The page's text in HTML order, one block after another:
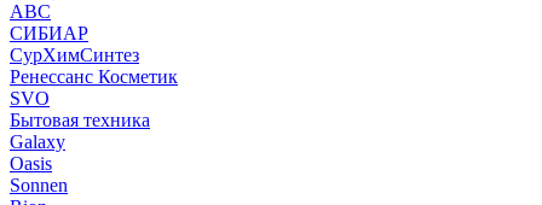
АВС
СИБИАР
СурХимСинтез
Ренессанс Косметик
SVO
Бытовая техника
Galaxy
Oasis
Sonnen